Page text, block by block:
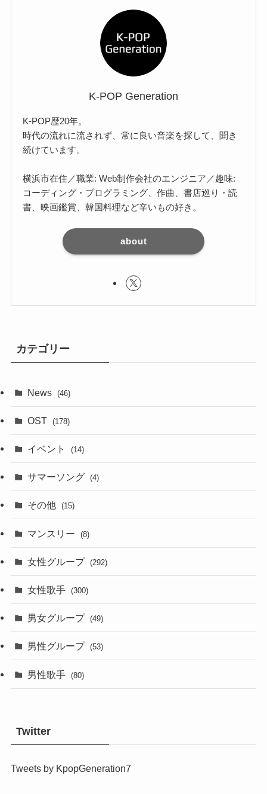
K-POP Generation
K-POP歴20年。
時代の流れに流されず、常に良い音楽を探して、聞き
続けています。
横浜市在住／職業: Web制作会社のエンジニア／趣味:
コーディング・プログラミング、作曲、書店巡り・読
書、映画鑑賞、韓国料理など辛いもの好き。
about
カテゴリー
News (46)
OST (178)
イベント (14)
サマーソング (4)
その他 (15)
マンスリー (8)
女性グループ (292)
女性歌手 (300)
男女グループ (49)
男性グループ (53)
男性歌手 (80)
Twitter
Tweets by KpopGeneration7